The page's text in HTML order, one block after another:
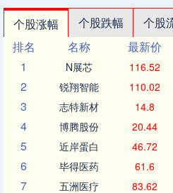
个股涨幅 个股跌幅 个股
排名
名称 最新价
1
N展芯 116.52
2 锐翔智能 110.02
3 志特新材 14.8
4 博腾股份 20.44
5 近岸蛋白 46.72
6 毕得医药 61.6
7 五洲医疗 83.62